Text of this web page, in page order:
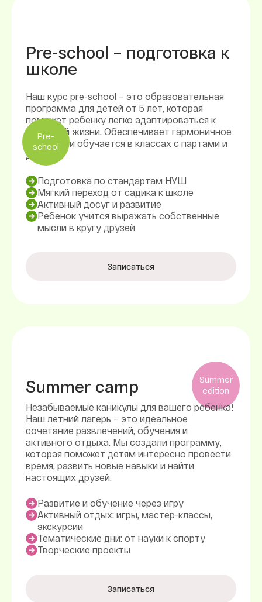
Pre-school – подготовка к
школе
Наш курс pre-school – это образовательная
программа для детей от 5 лет, которая
поможет ребенку легко адаптироваться к
школьной жизни. Обеспечивает гармоничное
развитие и обучается в классах с партами и
доской.
Подготовка по стандартам НУШ
Мягкий переход от садика к школе
Активный досуг и развитие
Ребенок учится выражать собственные
мысли в кругу друзей
Записаться
Pre-
school
Summer
edition
Summer camp
Незабываемые каникулы для вашего ребенка!
Наш летний лагерь – это идеальное
сочетание развлечений, обучения и
активного отдыха. Мы создали программу,
которая поможет детям интересно провести
время, развить новые навыки и найти
настоящих друзей.
Развитие и обучение через игру
Активный отдых: игры, мастер-классы,
экскурсии
Тематические дни: от науки к спорту
Творческие проекты
Записаться